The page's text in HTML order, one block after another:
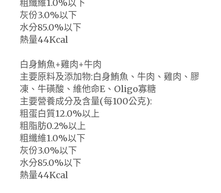
粗纖維1.0%以下
灰份3.0%以下
水分85.0%以下
熱量44Kcal
白身鮪魚+雞肉+牛肉
主要原料及添加物:白身鮪魚、牛肉、雞肉、膠
凍、牛磺酸、維他命E、Oligo寡糖
主要營養成分及含量(每100公克):
粗蛋白質12.0%以上
粗脂肪0.2%以上
粗纖維1.0%以下
灰份3.0%以下
水分85.0%以下
熱量44Kcal